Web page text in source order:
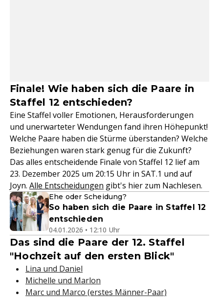
Finale! Wie haben sich die Paare in
Staffel 12 entschieden?
Eine Staffel voller Emotionen, Herausforderungen
und unerwarteter Wendungen fand ihren Höhepunkt!
Welche Paare haben die Stürme überstanden? Welche
Beziehungen waren stark genug für die Zukunft?
Das alles entscheidende Finale von Staffel 12 lief am
23. Dezember 2025 um 20:15 Uhr in SAT.1 und auf
Joyn. Alle Entscheidungen gibt's hier zum Nachlesen.
Ehe oder Scheidung?
So haben sich die Paare in Staffel 12
entschieden
04.01.2026 • 12:10 Uhr
Das sind die Paare der 12. Staffel
"Hochzeit auf den ersten Blick"
Lina und Daniel
Michelle und Marlon
Marc und Marco (erstes Männer-Paar)